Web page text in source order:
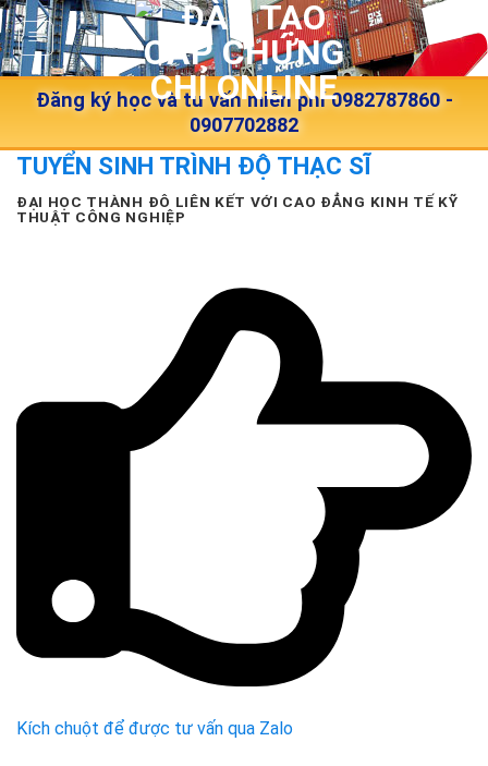
Skip
to
content
Đăng ký học và tư vấn miễn phí 0982787860 -
0907702882
TUYỂN SINH TRÌNH ĐỘ THẠC SĨ
ĐẠI HỌC THÀNH ĐÔ LIÊN KẾT VỚI CAO ĐẲNG KINH TẾ KỸ
THUẬT CÔNG NGHIỆP
Kích chuột để được tư vấn qua Zalo